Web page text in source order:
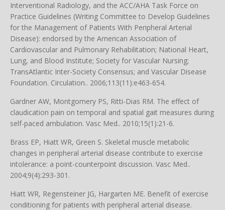
Interventional Radiology, and the ACC/AHA Task Force on
Practice Guidelines (Writing Committee to Develop Guidelines
for the Management of Patients With Peripheral Arterial
Disease): endorsed by the American Association of
Cardiovascular and Pulmonary Rehabilitation; National Heart,
Lung, and Blood Institute; Society for Vascular Nursing;
TransAtlantic Inter-Society Consensus; and Vascular Disease
Foundation. Circulation.. 2006;113(11):e463-654.
Gardner AW, Montgomery PS, Ritti-Dias RM. The effect of
claudication pain on temporal and spatial gait measures during
self-paced ambulation. Vasc Med.. 2010;15(1):21-6.
Brass EP, Hiatt WR, Green S. Skeletal muscle metabolic
changes in peripheral arterial disease contribute to exercise
intolerance: a point-counterpoint discussion. Vasc Med..
2004;9(4):293-301.
Hiatt WR, Regensteiner JG, Hargarten ME. Benefit of exercise
conditioning for patients with peripheral arterial disease.